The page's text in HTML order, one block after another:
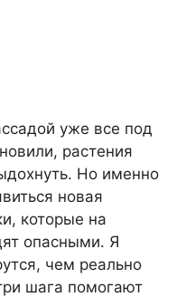
уже все под
растения
Но именно
новая
которые на
опасными. Я
чем реально
шага помогают